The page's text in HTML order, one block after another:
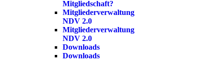
Mitgliedschaft?
Mitgliederverwaltung
NDV 2.0
Mitgliederverwaltung
NDV 2.0
Downloads
Downloads